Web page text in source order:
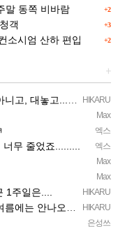
+2
말 동쪽 비바람
+3
객
+2
소시엄 산하 편입
+
HIKARU
대놓고...ㅋ ㅋ)
Max
엑스
엑스
무 줄었죠.........
Max
Max
HIKARU
주일은....
HIKARU
것 같은.....ㅎ ㅎ)
은성쓰